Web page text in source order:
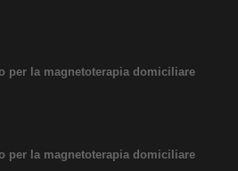
per la magnetoterapia domiciliare
per la magnetoterapia domiciliare